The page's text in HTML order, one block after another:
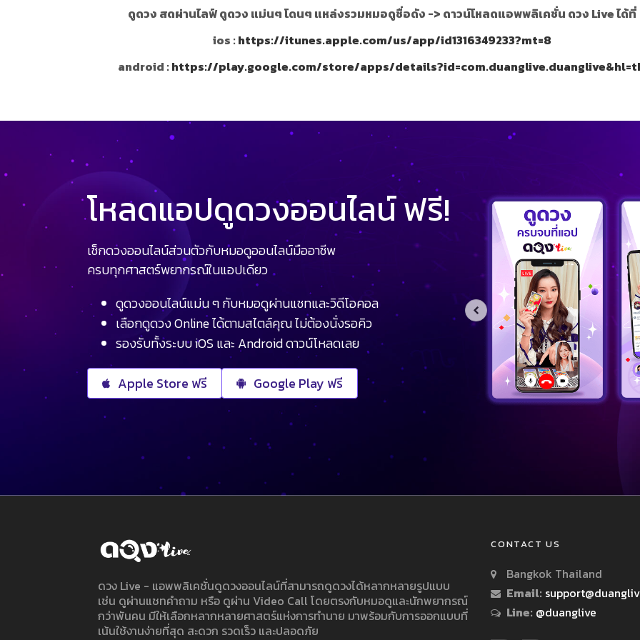
ดูดวง สดผ่านไลฟ์ ดูดวง แม่นๆ โดนๆ แหล่งรวมหมอดูชื่อดัง -> ดาวน์โหลดแอพพลิเคชั่น ดวง Live ได้ที่
ios :https://itunes.apple.com/us/app/id1316349233?mt=8
android :https://play.google.com/store/apps/
โหลดแอปดูดวงออนไลน์ ฟรี!
เช็กดวงออนไลน์ส่วนตัวกับหมอดูออนไลน์มืออาชีพ
ครบทุกศาสตร์พยากรณ์ในแอปเดียว
ดูดวงออนไลน์แม่น ๆ กับหมอดูผ่านแชทและวิดีโอคอล
เลือกดูดวง Online ได้ตามสไตล์คุณ ไม่ต้องนั่งรอคิว
รองรับทั้งระบบ iOS และ Android ดาวน์โหลดเลย
Apple Store ฟรี Google Play ฟรี
ดวง Live - แอพพลิเคชั่นดูดวงออนไลน์ที่สามารถดูดวงได้หลากหลายรูปแบบ
เช่น ดูผ่านแชทคำถาม หรือ ดูผ่าน Video Call โดยตรงกับหมอดูและนักพยากรณ์
กว่าพันคน มีให้เลือกหลากหลายศาสตร์แห่งการทำนาย มาพร้อมกับการออกแบบที่
เน้นใช้งานง่ายที่สุด สะดวก รวดเร็ว และปลอดภัย
CONTACT US
Bangkok Thailand
Email:
Line: @duanglive